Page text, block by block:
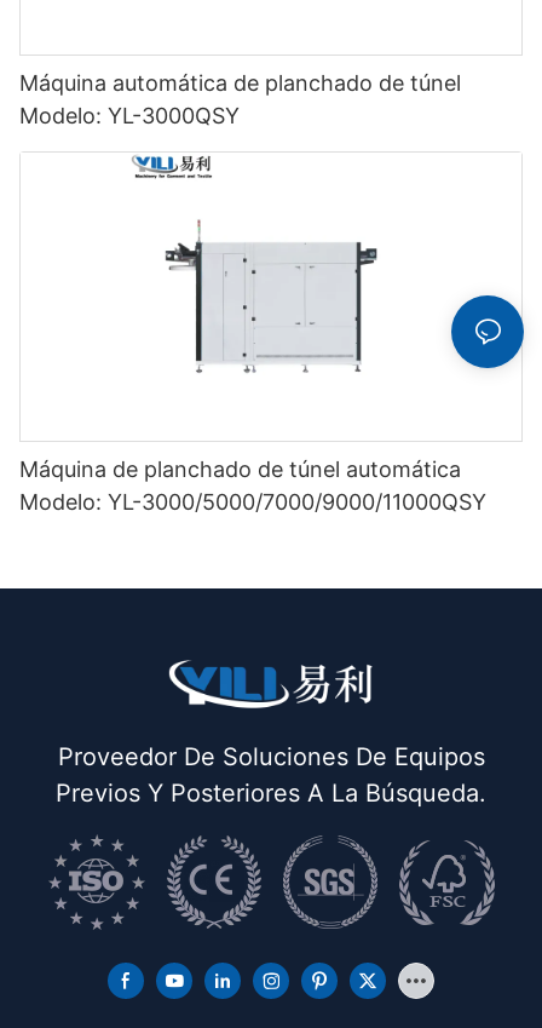
Máquina automática de planchado de túnel
Modelo: YL-3000QSY
Máquina de planchado de túnel automática
Modelo: YL-3000/5000/7000/9000/11000QSY
Proveedor De Soluciones De Equipos
Previos Y Posteriores A La Búsqueda.